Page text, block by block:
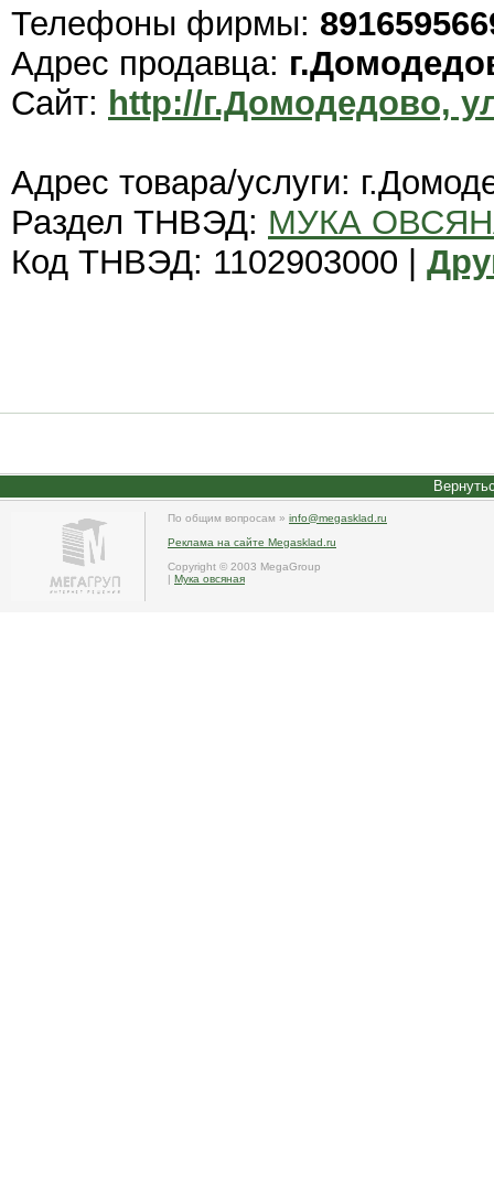
Телефоны фирмы:
Адрес продавца:
Сайт: http://г.Домодедово,
Адрес товара/услуги:
Раздел ТНВЭД: МУКА
Код ТНВЭД: 1102903000 |
По общим вопросам » info@megasklad.ru
Реклама на сайте Megasklad.ru
Copyright © 2003 MegaGroup
| Мука овсяная